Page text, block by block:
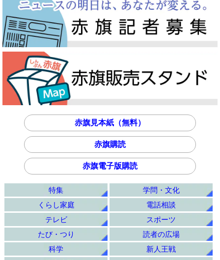
赤旗見本紙（無料）
赤旗購読
赤旗電子版購読
特集
学問・文化
くらし家庭
電話相談
テレビ
スポーツ
たび・つり
読者の広場
科学
新人王戦